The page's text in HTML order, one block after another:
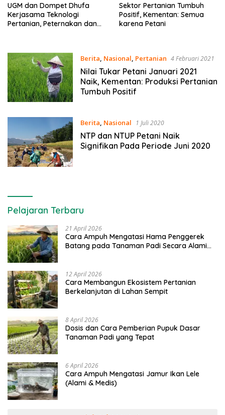
UGM dan Dompet Dhufa
Kerjasama Teknologi
Pertanian, Peternakan dan
Sektor Pertanian Tumbuh
Positif, Kementan: Semua
karena Petani
Berita, Nasional, Pertanian 4 Februari 2021
Nilai Tukar Petani Januari 2021
Naik, Kementan: Produksi Pertanian
Tumbuh Positif
Berita, Nasional 1 Juli 2020
NTP dan NTUP Petani Naik
Signifikan Pada Periode Juni 2020
Pelajaran Terbaru
21 April 2026
Cara Ampuh Mengatasi Hama Penggerek
Batang pada Tanaman Padi Secara Alami
12 April 2026
Cara Membangun Ekosistem Pertanian
Berkelanjutan di Lahan Sempit
8 April 2026
Dosis dan Cara Pemberian Pupuk Dasar
Tanaman Padi yang Tepat
6 April 2026
Cara Ampuh Mengatasi Jamur Ikan Lele
(Alami & Medis)